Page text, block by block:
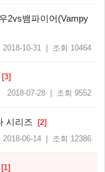
2vs뱀파이어(Vampy
2018-10-31 | 조회 10464
[3]
2018-07-28 | 조회 9552
시리즈 [2]
2018-06-14 | 조회 12386
[1]